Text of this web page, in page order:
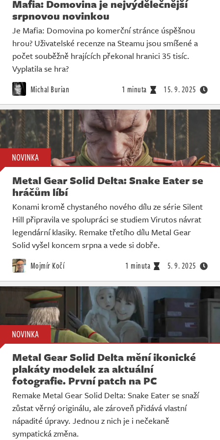
Mafia: Domovina je nejvýdělečnější
srpnovou novinkou
Je Mafia: Domovina po komerční stránce úspěšnou
hrou? Uživatelské recenze na Steamu jsou smíšené a
počet souběžně hrajících překonal hranici 35 tisíc.
Vyplatila se hra?
Michal Burian 1 minuta 15. 9. 2025
NOVINKA
Metal Gear Solid Delta: Snake Eater se
hráčům líbí
Konami kromě chystaného nového dílu ze série Silent
Hill připravila ve spolupráci se studiem Virutos návrat
legendární klasiky. Remake třetího dílu Metal Gear
Solid vyšel koncem srpna a vede si dobře.
Mojmír Kočí 1 minuta 5. 9. 2025
NOVINKA
Metal Gear Solid Delta mění ikonické
plakáty modelek za aktuální
fotografie. První patch na PC
Remake Metal Gear Solid Delta: Snake Eater se snaží
zůstat věrný originálu, ale zároveň přidává vlastní
nápadité úpravy. Jednou z nich je i nečekaně
sympatická změna.